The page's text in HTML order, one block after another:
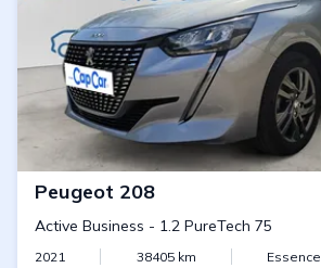
Peugeot 208
Active Business - 1.2 PureTech 75
2021 38405km Essence